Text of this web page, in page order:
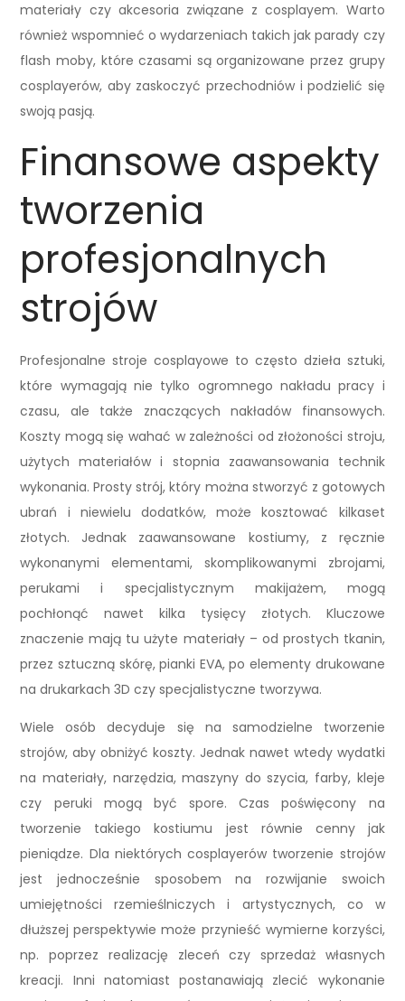
materiały czy akcesoria związane z cosplayem. Warto
również wspomnieć o wydarzeniach takich jak parady czy
flash moby, które czasami są organizowane przez grupy
cosplayerów, aby zaskoczyć przechodniów i podzielić się
swoją pasją.
Finansowe aspekty
tworzenia
profesjonalnych
strojów
Profesjonalne stroje cosplayowe to często dzieła sztuki,
które wymagają nie tylko ogromnego nakładu pracy i
czasu, ale także znaczących nakładów finansowych.
Koszty mogą się wahać w zależności od złożoności stroju,
użytych materiałów i stopnia zaawansowania technik
wykonania. Prosty strój, który można stworzyć z gotowych
ubrań i niewielu dodatków, może kosztować kilkaset
złotych. Jednak zaawansowane kostiumy, z ręcznie
wykonanymi elementami, skomplikowanymi zbrojami,
perukami i specjalistycznym makijażem, mogą
pochłonąć nawet kilka tysięcy złotych. Kluczowe
znaczenie mają tu użyte materiały – od prostych tkanin,
przez sztuczną skórę, pianki EVA, po elementy drukowane
na drukarkach 3D czy specjalistyczne tworzywa.
Wiele osób decyduje się na samodzielne tworzenie
strojów, aby obniżyć koszty. Jednak nawet wtedy wydatki
na materiały, narzędzia, maszyny do szycia, farby, kleje
czy peruki mogą być spore. Czas poświęcony na
tworzenie takiego kostiumu jest równie cenny jak
pieniądze. Dla niektórych cosplayerów tworzenie strojów
jest jednocześnie sposobem na rozwijanie swoich
umiejętności rzemieślniczych i artystycznych, co w
dłuższej perspektywie może przynieść wymierne korzyści,
np. poprzez realizację zleceń czy sprzedaż własnych
kreacji. Inni natomiast postanawiają zlecić wykonanie